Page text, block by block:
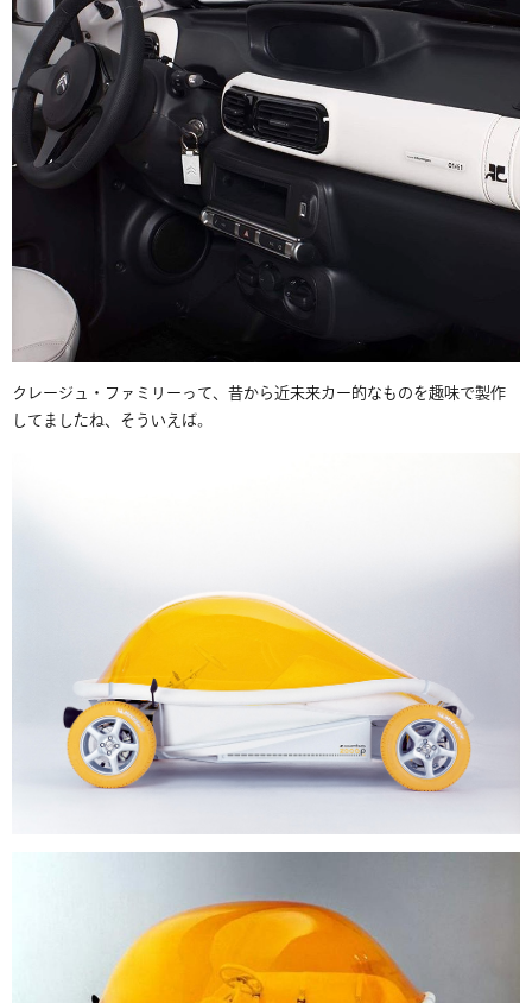
クレージュ・ファミリーって、昔から近未来カー的なものを趣味で製作
してましたね、そういえば。